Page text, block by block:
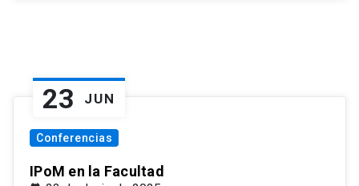
23 JUN
Conferencias
IPoM en la Facultad